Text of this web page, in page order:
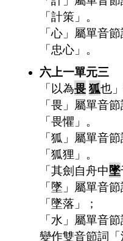
「計策」。
「心」屬單音
「忠心」。
六上一單元三
「以為畏 狐也
「畏」屬單音
「畏懼」。
「狐」屬單音
「狐狸」。
「其劍自舟中墜
「墜」屬單音
「墜落」；
「水」屬單音
變作雙音節詞「